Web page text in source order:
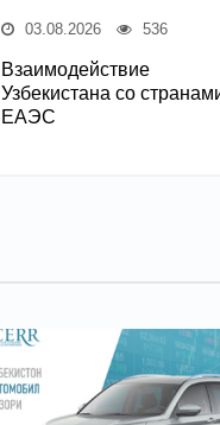
03.08.2026 536
Взаимодействие
Узбекистана со
ЕАЭС